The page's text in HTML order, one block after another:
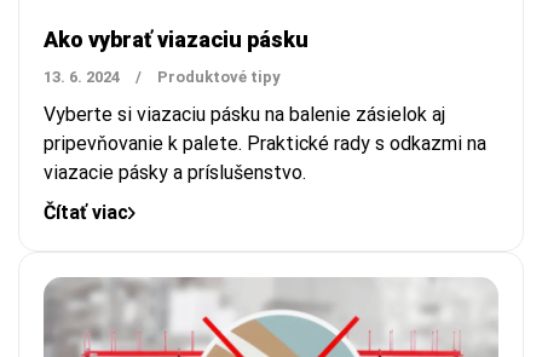
Ako vybrať viazaciu pásku
13. 6. 2024 / Produktové tipy
Vyberte si viazaciu pásku na balenie zásielok aj
pripevňovanie k palete. Praktické rady s odkazmi na
viazacie pásky a príslušenstvo.
Čítať viac